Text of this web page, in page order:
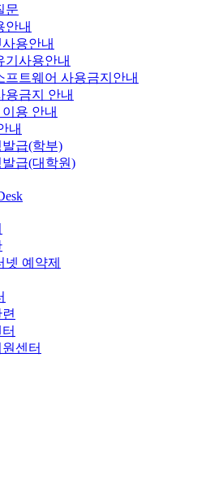
문
안내
용안내
기사용안내
프트웨어 사용금지안내
용금지 안내
용 안내
내
급(학부)
급(대학원)
넷 예약제
센터